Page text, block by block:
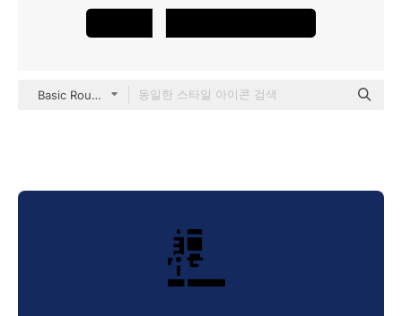
Basic Rounded Filled